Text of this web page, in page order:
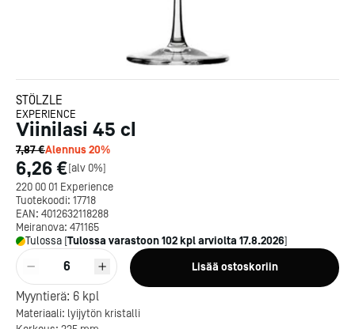
STÖLZLE
EXPERIENCE
Viinilasi 45 cl
7,87 €Alennus20%
6,26 €[alv 0%]
220 00 01 Experience
Tuotekoodi: 17718
EAN: 4012632118288
Meiranova: 471165
Tulossa [Tulossa varastoon102kpl arviolta 17.8.2026]
6 Lisää ostoskoriin
Myyntierä: 6 kpl
Materiaali: lyijytön kristalli
Kotipizza on vuonna 1987
perustettu yritys, jolla on yli